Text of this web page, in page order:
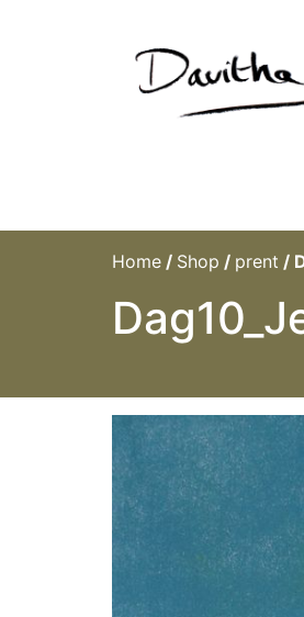
Home / Shop / prent /